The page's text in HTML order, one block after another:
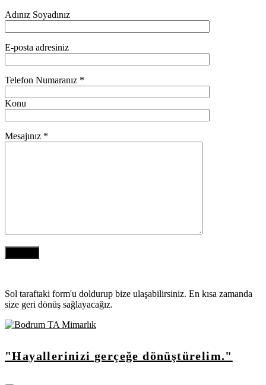
Adınız Soyadınız
E-posta adresiniz
Telefon Numaranız *
Konu
Mesajınız *
Sol taraftaki form'u doldurup bize ulaşabilirsiniz. En kısa zamanda
size geri dönüş sağlayacağız.
"Hayallerinizi gerçeğe dönüştürelim."